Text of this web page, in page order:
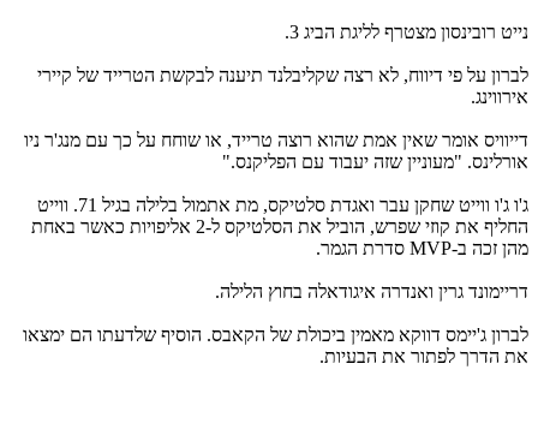
נייט רובינסון מצטרף לליגת הביג 3.
לברון על פי דיווח, לא רצה שקליבלנד תיענה לבקשת הטרייד של קיירי
אירווינג.
דייוויס אומר שאין אמת שהוא רוצה טרייד, או שוחח על כך עם מנג'ר ניו
אורלינס. "מעוניין שזה יעבוד עם הפליקנס."
ג'ו ג'ו ווייט שחקן עבר ואגדת סלטיקס, מת אתמול בלילה בגיל 71. ווייט
החליף את קוזי שפרש, הוביל את הסלטיקס ל-2 אליפויות כאשר באחת
מהן זכה ב-MVP סדרת הגמר.
דריימונד גרין ואנדרה איגודאלה בחוץ הלילה.
לברון ג'יימס דווקא מאמין ביכולת של הקאבס. הוסיף שלדעתו הם ימצאו
את הדרך לפתור את הבעיות.